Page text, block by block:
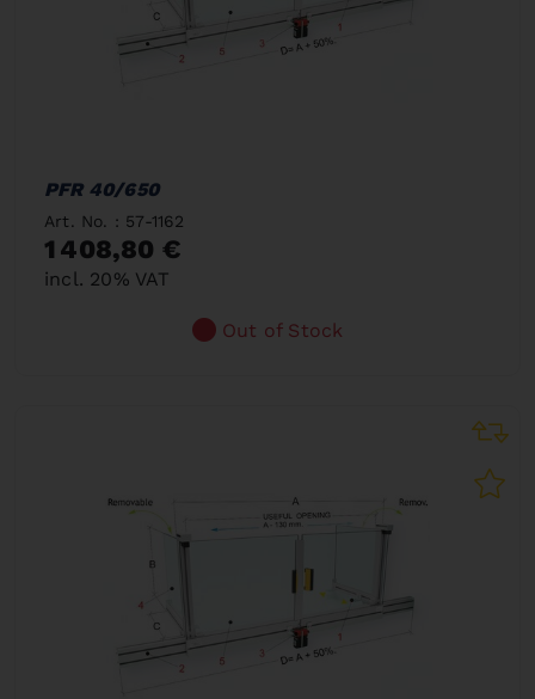
PFR 40/650
Art. No. : 57-1162
1 408,80 €
incl. 20% VAT
Out of Stock